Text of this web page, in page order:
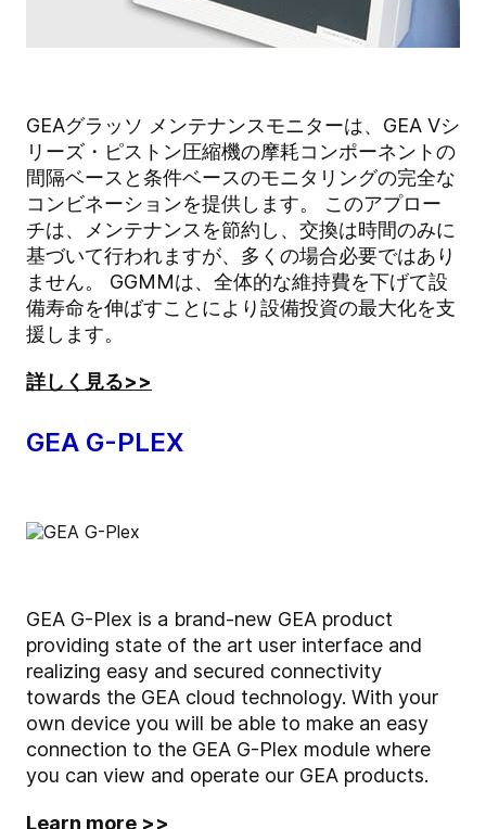
GEAグラッソ メンテナンスモニターは、GEA Vシ
リーズ・ピストン圧縮機の摩耗コンポーネントの
間隔ベースと条件ベースのモニタリングの完全な
コンビネーションを提供します。 このアプロー
チは、メンテナンスを節約し、交換は時間のみに
基づいて行われますが、多くの場合必要ではあり
ません。 GGMMは、全体的な維持費を下げて設
備寿命を伸ばすことにより設備投資の最大化を支
援します。
詳しく見る>>
GEA G-PLEX
GEA G-Plex is a brand-new GEA product
providing state of the art user interface and
realizing easy and secured connectivity
towards the GEA cloud technology. With your
own device you will be able to make an easy
connection to the GEA G-Plex module where
you can view and operate our GEA products.
Learn more >>